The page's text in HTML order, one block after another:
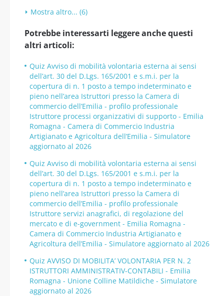
Mostra altro... (6)
Potrebbe interessarti leggere anche questi
altri articoli:
Quiz Avviso di mobilità volontaria esterna ai sensi
dell’art. 30 del D.Lgs. 165/2001 e s.m.i. per la
copertura di n. 1 posto a tempo indeterminato e
pieno nell’area Istruttori presso la Camera di
commercio dell’Emilia - profilo professionale
Istruttore processi organizzativi di supporto - Emilia
Romagna - Camera di Commercio Industria
Artigianato e Agricoltura dell’Emilia - Simulatore
aggiornato al 2026
Quiz Avviso di mobilità volontaria esterna ai sensi
dell’art. 30 del D.Lgs. 165/2001 e s.m.i. per la
copertura di n. 1 posto a tempo indeterminato e
pieno nell’area Istruttori presso la Camera di
commercio dell’Emilia - profilo professionale
Istruttore servizi anagrafici, di regolazione del
mercato e di e-government - Emilia Romagna -
Camera di Commercio Industria Artigianato e
Agricoltura dell’Emilia - Simulatore aggiornato al 2026
Quiz AVVISO DI MOBILITA’ VOLONTARIA PER N. 2
ISTRUTTORI AMMINISTRATIV-CONTABILI - Emilia
Romagna - Unione Colline Matildiche - Simulatore
aggiornato al 2026